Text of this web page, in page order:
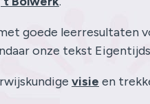
goede leerresultaten
onze tekst
visie en